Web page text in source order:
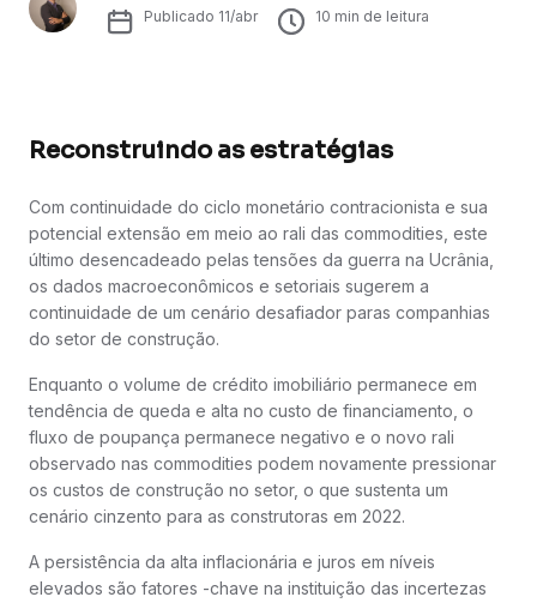
Publicado 11/abr 10 min de leitura
Reconstruindo as estratégias
Com continuidade do ciclo monetário contracionista e sua
potencial extensão em meio ao rali das commodities, este
último desencadeado pelas tensões da guerra na Ucrânia,
os dados macroeconômicos e setoriais sugerem a
continuidade de um cenário desafiador paras companhias
do setor de construção.
Enquanto o volume de crédito imobiliário permanece em
tendência de queda e alta no custo de financiamento, o
fluxo de poupança permanece negativo e o novo rali
observado nas commodities podem novamente pressionar
os custos de construção no setor, o que sustenta um
cenário cinzento para as construtoras em 2022.
A persistência da alta inflacionária e juros em níveis
elevados são fatores -chave na instituição das incertezas